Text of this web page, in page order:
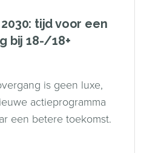
tijd voor een
bij 18-/18+
is geen luxe,
actieprogramma
een betere toekomst.